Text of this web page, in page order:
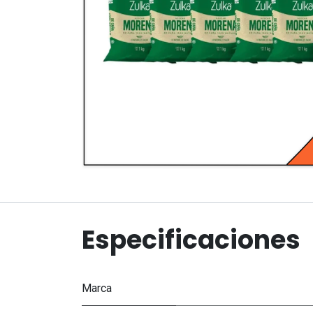
Especificaciones
Marca